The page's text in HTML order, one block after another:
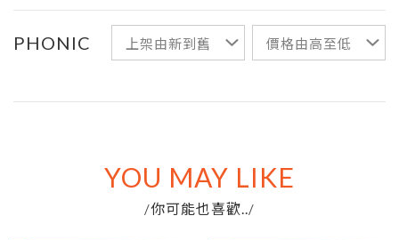
PHONIC
YOU MAY LIKE
/你可能也喜歡../